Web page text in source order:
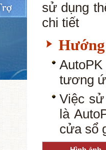
sử dụng
chi tiết
tương
Việc
là
cửa sổ